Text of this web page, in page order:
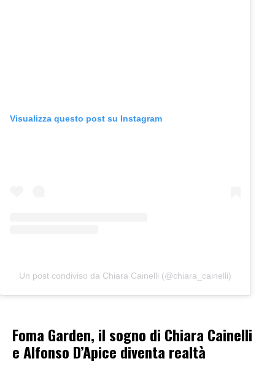
Visualizza questo post su Instagram
Un post condiviso da Chiara Cainelli (@chiara_cainelli)
Foma Garden, il sogno di Chiara Cainelli
e Alfonso D’Apice diventa realtà